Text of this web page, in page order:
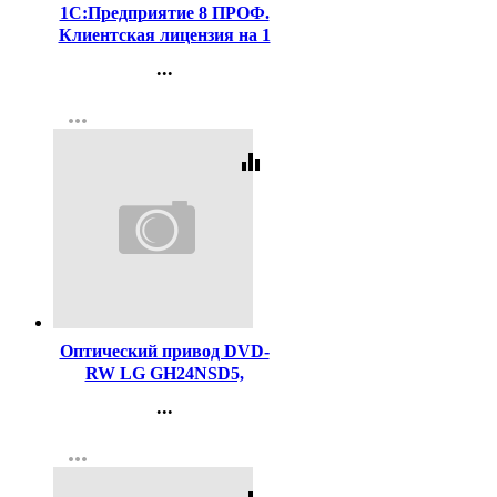
1С:Предприятие 8 ПРОФ.
Клиентская лицензия на 1
Электронная поставка
...
Регистрация
more_horiz
equalizer
Оптический привод DVD-
RW LG GH24NSD5,
...
Регистрация
more_horiz